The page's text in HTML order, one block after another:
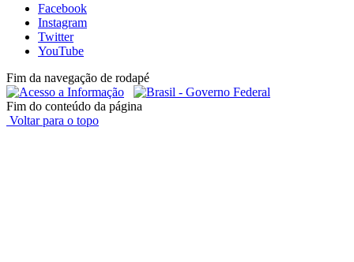
Facebook
Instagram
Twitter
YouTube
Fim da navegação de rodapé
Fim do conteúdo da página
Voltar para o topo